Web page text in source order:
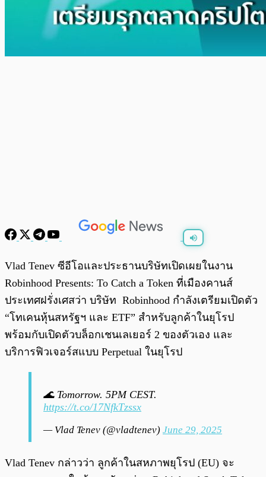
พร้อมเล่น 0:00
Vlad Tenev ซีอีโอและประธานบริษัทเปิดเผยในงาน
Robinhood Presents: To Catch a Token ที่เมืองคานส์
ประเทศฝรั่งเศสว่า บริษัท Robinhood กำลังเตรียมเปิดตัว
“โทเคนหุ้นสหรัฐฯ และ ETF” สำหรับลูกค้าในยุโรป
พร้อมกับเปิดตัวบล็อกเชนเลเยอร์ 2 ของตัวเอง และ
บริการฟิวเจอร์สแบบ Perpetual ในยุโรป
🌊 Tomorrow. 5PM CEST.
https://t.co/17NfkTzssx
— Vlad Tenev (@vladtenev) June 29, 2025
Vlad Tenev กล่าวว่า ลูกค้าในสหภาพยุโรป (EU) จะ